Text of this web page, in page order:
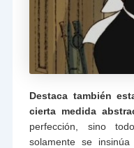
Destaca también
cierta medida
perfección, sino
solamente se